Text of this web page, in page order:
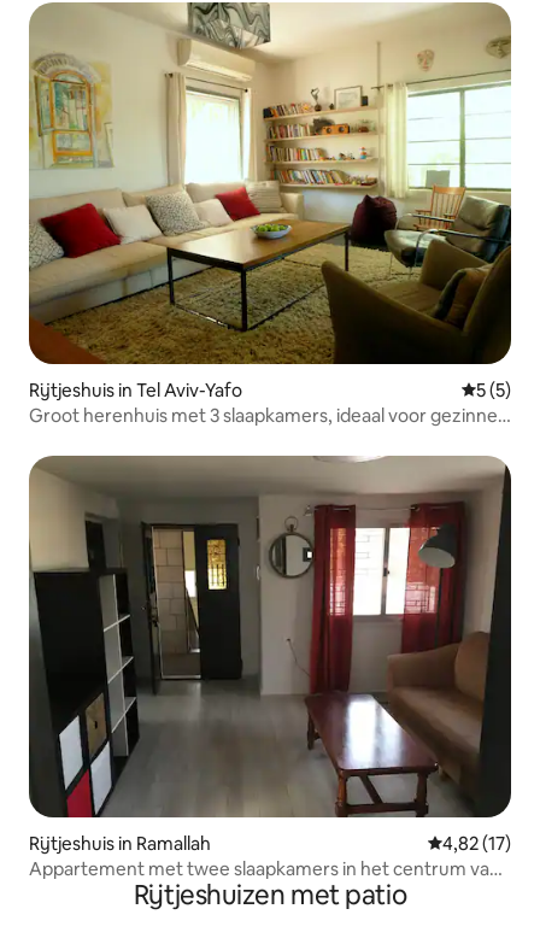
Rijtjeshuis in Tel Aviv-Yafo
5 (5)
Groot herenhuis met 3 slaapkamers, ideaal voor gezinnen
Rijtjeshuis in Ramallah Gemiddelde
4,82 (17)
Appartement met twee slaapkamers in het centrum van
Rijtjeshuizen met patio